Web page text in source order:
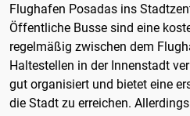
Flughafen Posadas ins
Öffentliche Busse sind eine
regelmäßig zwischen dem
Haltestellen in der Innenstadt
gut organisiert und bietet eine
die Stadt zu erreichen.